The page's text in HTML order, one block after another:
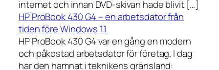
internet och innan DVD-skivan hade blivit […]
HP ProBook 430 G4 – en arbetsdator från
tiden före Windows 11
HP ProBook 430 G4 var en gång en modern
och påkostad arbetsdator för företag. I dag
har den hamnat i teknikens gränsland: